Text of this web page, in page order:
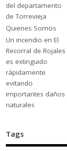
del departamento
de Torrevieja
Quienes Somos
Un incendio en El
Recorral de Rojales
es extinguido
rápidamente
evitando
importantes daños
naturales
Tags